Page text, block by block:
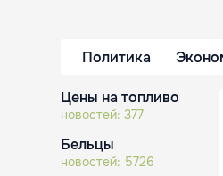
Политика
Цены на топливо
новостей: 377
Бельцы
новостей: 5726